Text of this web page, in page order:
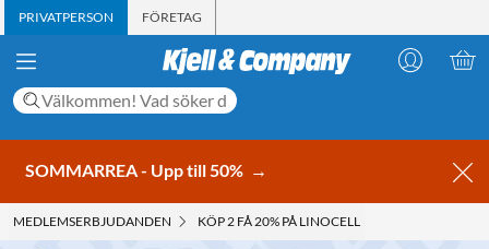
PRIVATPERSON FÖRETAG
SOMMARREA - Upp till 50% →
MEDLEMS­ERBJUDANDEN KÖP 2 FÅ 20% PÅ LINOCELL